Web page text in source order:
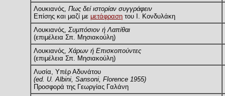
Λουκιανός, Πως δεί ιστορίαν συγγράφειν
Επίσης και μαζί με μετάφραση του Ι. Κονδυλάκη
Λουκιανός, Συμπόσιον ή Λαπίθαι
(επιμέλεια Σπ. Μησιακούλη)
Λουκιανός, Χάρων ή Επισκοπούντες
(επιμέλεια Σπ. Μησιακούλη)
Λυσία, Υπέρ Αδυνάτου
(ed. U. Albini, Sansoni, Florence 1955)
Προσφορά της Γεωργίας Γαλάνη